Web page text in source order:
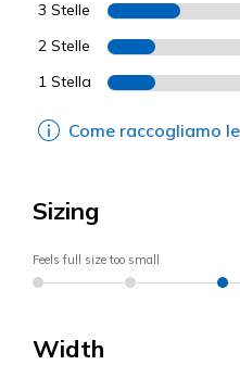
3 Stelle
2 Stelle
1 Stella
Come raccogliamo
Sizing
Feels full size too small
Width